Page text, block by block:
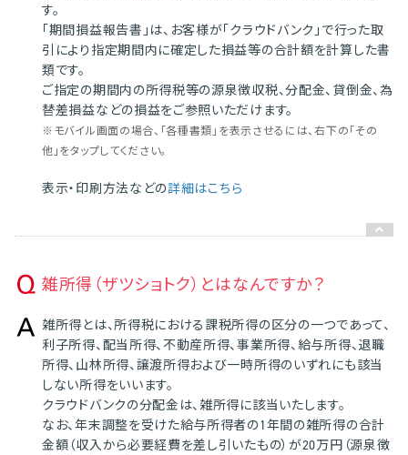
す。
「期間損益報告書」は、お客様が「クラウドバンク」で行った取
引により指定期間内に確定した損益等の合計額を計算した書
類です。
ご指定の期間内の所得税等の源泉徴収税、分配金、貸倒金、為
替差損益などの損益をご参照いただけます。
※モバイル画面の場合、「各種書類」を表示させるには、右下の「その
他」をタップしてください。
表示・印刷方法などの詳細はこちら
雑所得（ザツショトク）とはなんですか？
雑所得とは、所得税における課税所得の区分の一つであって、
利子所得、配当所得、不動産所得、事業所得、給与所得、退職
所得、山林所得、譲渡所得および一時所得のいずれにも該当
しない所得をいいます。
クラウドバンクの分配金は、雑所得に該当いたします。
なお、年末調整を受けた給与所得者の1年間の雑所得の合計
金額（収入から必要経費を差し引いたもの）が20万円（源泉徴